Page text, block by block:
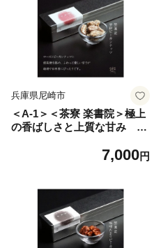
兵庫県尼崎市
＜A-1＞＜茶寮 楽書院＞極上
の香ばしさと上質な甘み
ツ」1缶【1738175】7,000円